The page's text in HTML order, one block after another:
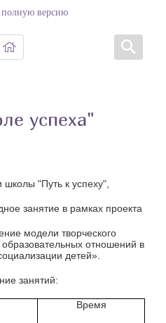
версию
успеха"
"Путь к успеху",
занятие в рамках проекта
модели творческого
образовательных отношений в
детей».
занятий:
Время